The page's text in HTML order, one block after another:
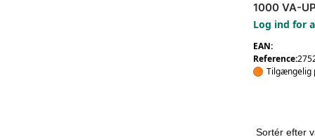
1000 VA-
Log ind for
EAN:
Reference:
Tilgængelig